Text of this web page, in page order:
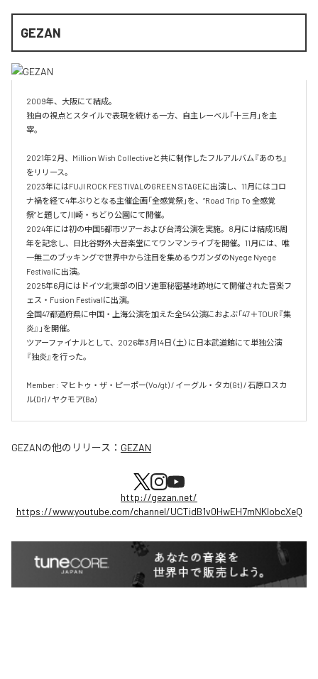
GEZAN
2009年、大阪にて結成。
独自の視点とスタイルで表現を続ける一方、自主レーベル「十三月」を主
宰。
2021年2月、Million Wish Collectiveと共に制作したフルアルバム『あのち』
をリリース。
2023年にはFUJI ROCK FESTIVALのGREEN STAGEに出演し、11月にはコロ
ナ禍を経て4年ぶりとなる主催企画「全感覚祭」を、“Road Trip To 全感覚
祭”と題して川崎・ちどり公園にて開催。
2024年には初の中国5都市ツアーおよび台湾公演を実施。8月には結成15周
年を記念し、日比谷野外大音楽堂にてワンマンライブを開催。11月には、唯
一無二のブッキングで世界中から注目を集めるウガンダのNyege Nyege
Festivalに出演。
2025年6月にはドイツ北東部の旧ソ連軍秘密基地跡地にて開催された音楽フ
ェス・Fusion Festivalに出演。
全国47都道府県に中国・上海公演を加えた全54公演におよぶ「47＋TOUR『集
炎』」を開催。
ツアーファイナルとして、2026年3月14日（土）に日本武道館にて単独公演
『独炎』を行った。
Member : マヒトゥ・ザ・ピーポー(Vo/gt) / イーグル・タカ(Gt) / 石原ロスカ
ル(Dr) / ヤクモア(Ba)
GEZANの他のリリース： GEZAN
http://gezan.net/
https://www.youtube.com/channel/UCTidB1v0HwEH7mNKlobcXeQ